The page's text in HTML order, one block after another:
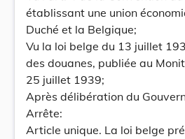
établissant une union
Duché et la Belgique;
Vu la loi belge du 13 juillet
des douanes, publiée au
25 juillet 1939;
Après délibération du
Arrête:
Article unique. La loi belge